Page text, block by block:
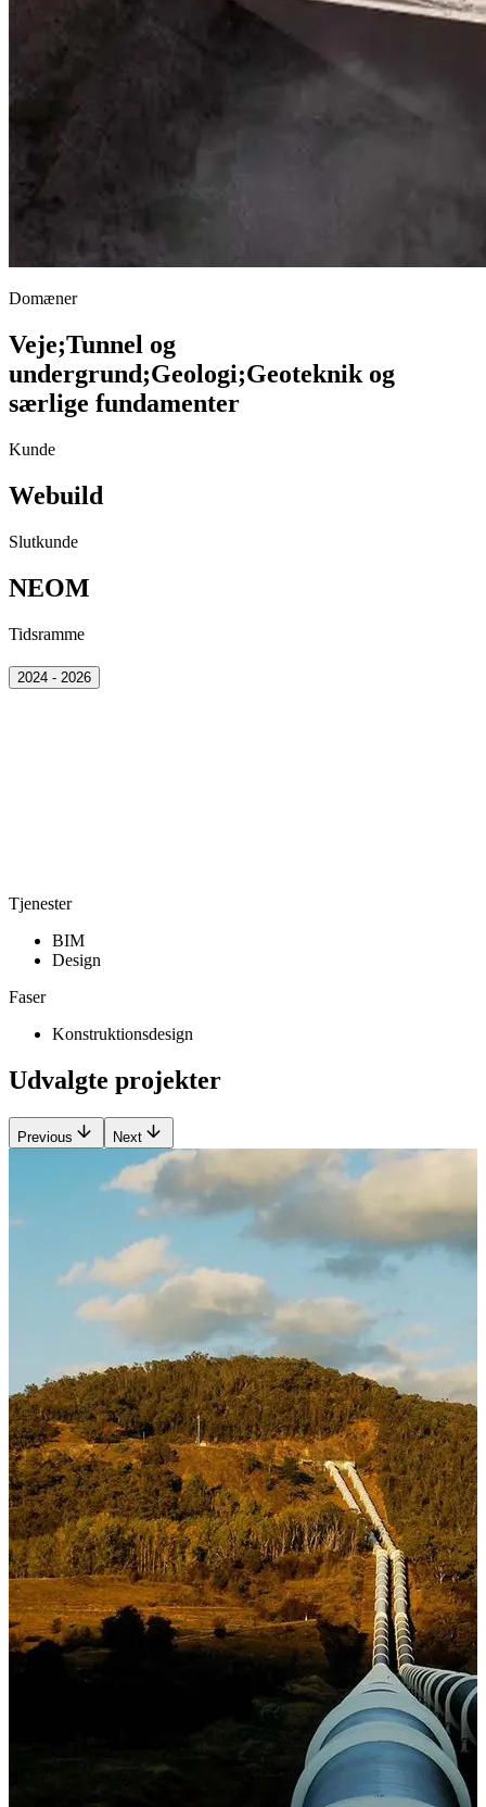
Domæner
Veje;Tunnel og
undergrund;Geologi;Geoteknik og
særlige fundamenter
Kunde
Webuild
Slutkunde
NEOM
Tidsramme
2024 - 2026
Tjenester
BIM
Design
Faser
Konstruktionsdesign
Udvalgte projekter
Previous Next